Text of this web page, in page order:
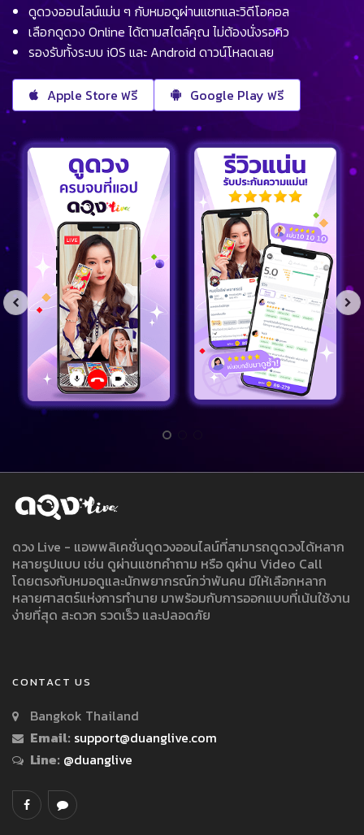
ดูดวงออนไลน์แม่น ๆ กับหมอดูผ่านแชทและวิดีโอคอล
เลือกดูดวง Online ได้ตามสไตล์คุณ ไม่ต้องนั่งรอคิว
รองรับทั้งระบบ iOS และ Android ดาวน์โหลดเลย
Apple Store ฟรี Google Play ฟรี
ดวง Live - แอพพลิเคชั่นดูดวงออนไลน์ที่สามารถดูดวงได้หลาก
หลายรูปแบบ เช่น ดูผ่านแชทคำถาม หรือ ดูผ่าน Video Call
โดยตรงกับหมอดูและนักพยากรณ์กว่าพันคน มีให้เลือกหลาก
หลายศาสตร์แห่งการทำนาย มาพร้อมกับการออกแบบที่เน้นใช้งาน
ง่ายที่สุด สะดวก รวดเร็ว และปลอดภัย
CONTACT US
Bangkok Thailand
Email: support@duanglive.com
Line: @duanglive